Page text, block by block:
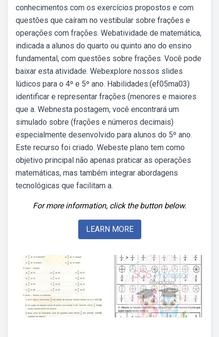
conhecimentos com os exercícios propostos e com
questões que caíram no vestibular sobre frações e
operações com frações. Webatividade de matemática,
indicada a alunos do quarto ou quinto ano do ensino
fundamental, com questões sobre frações. Você pode
baixar esta atividade. Webexplore nossos slides
lúdicos para o 4º e 5º ano. Habilidades:(ef05ma03)
identificar e representar frações (menores e maiores
que a. Webnesta postagem, você encontrará um
simulado sobre (frações e números decimais)
especialmente desenvolvido para alunos do 5º ano.
Este recurso foi criado. Webeste plano tem como
objetivo principal não apenas praticar as operações
matemáticas, mas também integrar abordagens
tecnológicas que facilitam a.
For more information, click the button below.
LEARN MORE